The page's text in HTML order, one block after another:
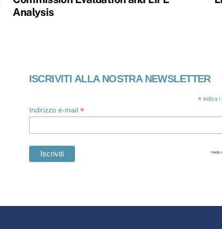
Analysis
ISCRIVITI ALLA NOSTRA NEWSLETTER
* indica i
Indirizzo e-mail *